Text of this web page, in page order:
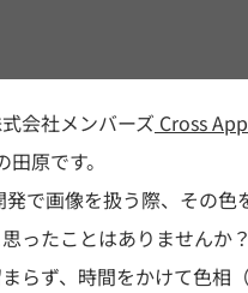
会社メンバーズ Cross
原です。
で画像を扱う際、その色
ったことはありませんか
らず、時間をかけて色相（